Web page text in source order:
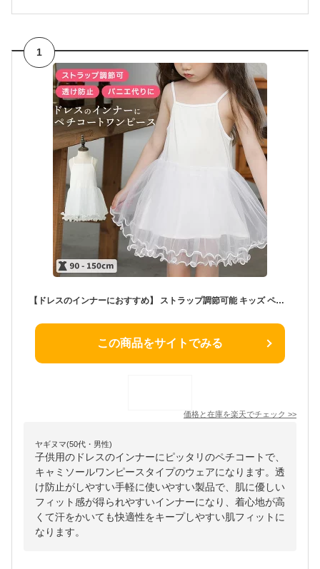
1
【ドレスのインナーにおすすめ】 ストラップ調節可能 キッズ ペチコート ドレス インナー キャミソール ワンピース 女の子 子供 結婚式 発表会 チュール パニエ 下着 透け防止 かわいい 韓国子供服 子ども 100 110 120 130 140 150cm pco
この商品をサイトでみる
価格と在庫を楽天でチェック >>
ヤギヌマ(50代・男性)
子供用のドレスのインナーにピッタリのペチコートで、
キャミソールワンピースタイプのウェアになります。透
け防止がしやすい手軽に使いやすい製品で、肌に優しい
フィット感が得られやすいインナーになり、着心地が高
くて汗をかいても快適性をキープしやすい肌フィットに
なります。